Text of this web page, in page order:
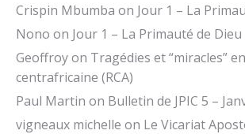
Crispin Mbumba on Jour 1 – La
Nono on Jour 1 – La Primauté de Dieu
Geoffroyon Tragédies et “miracles”
centrafricaine (RCA)
Paul Martin on Bulletin de JPIC 5 –
vigneaux michelle on Le Vicariat